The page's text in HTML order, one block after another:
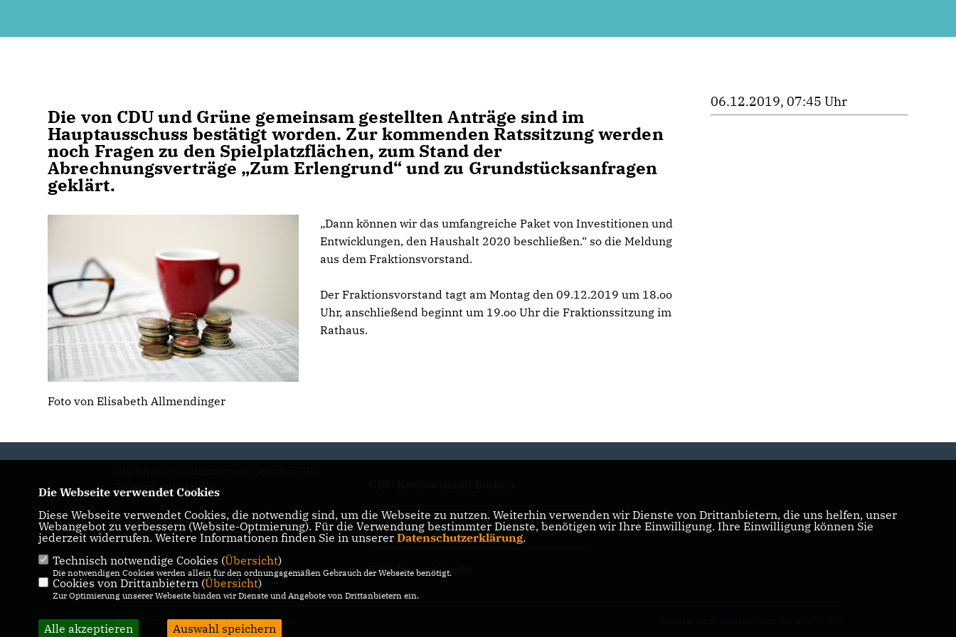
Die von CDU und Grüne gemeinsam gestellten Anträge sind im
Hauptausschuss bestätigt worden. Zur kommenden Ratssitzung werden
noch Fragen zu den Spielplatzflächen, zum Stand der
Abrechnungsverträge „Zum Erlengrund“ und zu Grundstücksanfragen
geklärt.
Foto von Elisabeth Allmendinger
Dann können wir das umfangreiche Paket von Investitionen und
Entwicklungen, den Haushalt 2020 beschließen.“ so die Meldung
aus dem Fraktionsvorstand.
Der Fraktionsvorstand tagt am Montag den 09.12.2019 um 18.oo
Uhr, anschließend beginnt um 19.oo Uhr die Fraktionssitzung im
Rathaus.
06.12.2019, 07:45 Uhr
Stadtverband Gescher
IMPRESSUM
DATENSCHUTZ
KONTAKT
CDU NRW
CDU Deutschlands
@2026 CDU Gescher im Kreisverband Borken
Die Webseite verwendet Cookies
Diese Webseite verwendet Cookies, die notwendig sind, um die Webseite zu nutzen. Weiterhin verwenden wir Dienste von Drittanbietern, die uns helfen, unser
Webangebot zu verbessern (Website-Optmierung). Für die Verwendung bestimmter Dienste, benötigen wir Ihre Einwilligung. Ihre Einwilligung können Sie
jederzeit widerrufen. Weitere Informationen finden Sie in unserer Datenschutzerklärung.
Technisch notwendige Cookies (Übersicht)
Die notwendigen Cookies werden allein für den ordnungsgemäßen Gebrauch der Webseite benötigt.
Cookies von Drittanbietern (Übersicht)
Zur Optimierung unserer Webseite binden wir Dienste und Angebote von Drittanbietern ein.
Alle akzeptieren Auswahl speichern